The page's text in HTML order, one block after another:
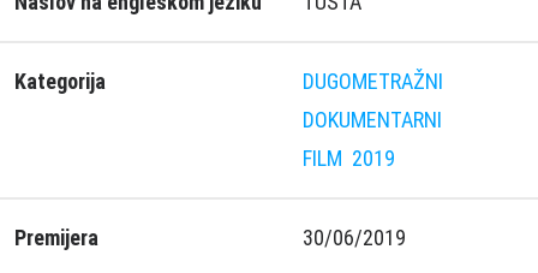
Kategorija
DUGOMETRAŽNI
DOKUMENTARNI
FILM 2019
Premijera 30/06/2019